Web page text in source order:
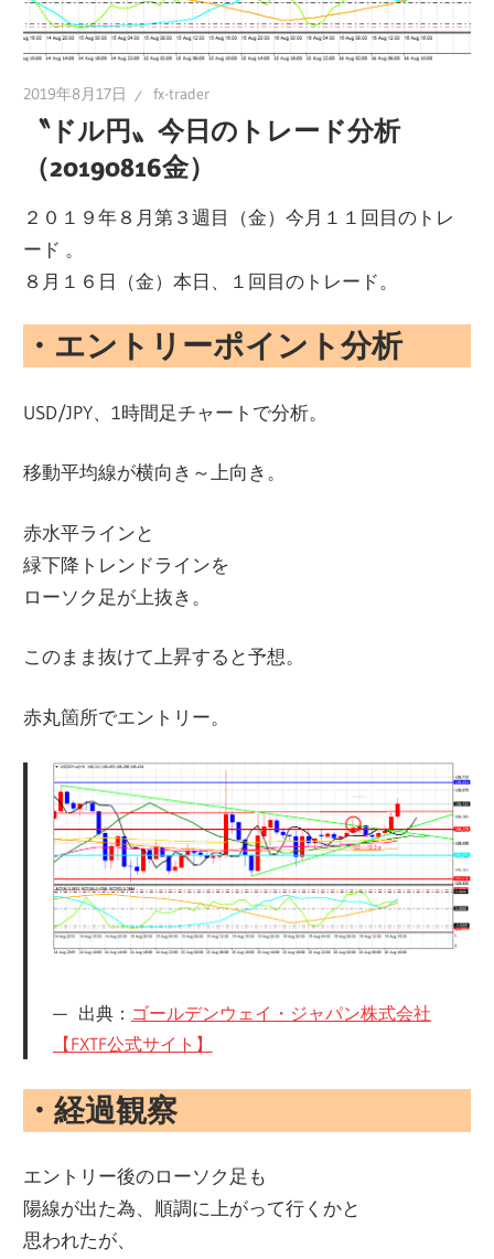
2019年8月17日 fx-trader
〝ドル円〟今日のトレード分析
（20190816金）
２０１９年８月第３週目（金）今月１１回目のトレ
ード 。
８月１６日（金）本日、１回目のトレード。
・エントリーポイント分析
USD/JPY、1時間足チャートで分析。
移動平均線が横向き～上向き。
赤水平ラインと
緑下降トレンドラインを
ローソク足が上抜き。
このまま抜けて上昇すると予想。
赤丸箇所でエントリー。
出典： ゴールデンウェイ・ジャパン株式会社
【FXTF公式サイト】
・経過観察
エントリー後のローソク足も
陽線が出た為、順調に上がって行くかと
思われたが、